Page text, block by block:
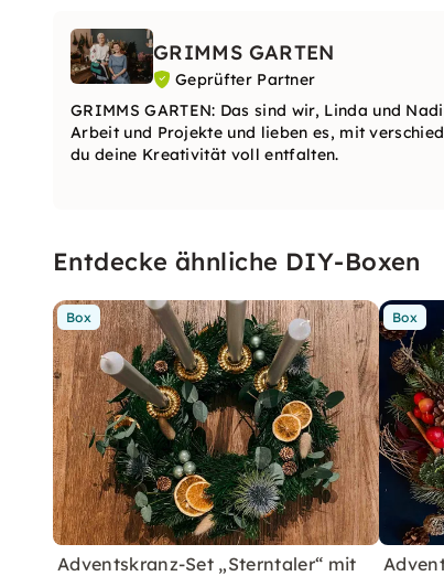
GRIMMS GARTEN
Geprüfter Partner
GRIMMS GARTEN: Das sind wir, Linda und
Arbeit und Projekte und lieben es, mit
du deine Kreativität voll entfalten.
Entdecke ähnliche DIY-Boxen
Box
Adventskranz-Set „Sterntaler“ mit
Box